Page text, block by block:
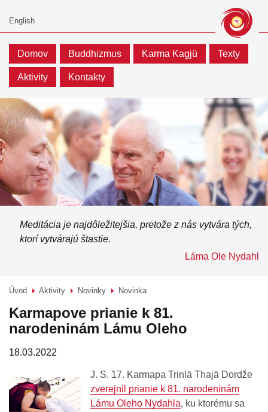
Domov Buddhizmus Karma Kagjü Texty
Aktivity Kontakty
Meditácia je najdôležitejšia, pretože z nás vytvára tých,
ktorí vytvárajú štastie.
Láma Ole Nydahl
Úvod Aktivity Novinky Novinka
Karmapove prianie k 81.
narodeninám Lámu Oleho
18.03.2022
J. S. 17. Karmapa Trinlä Thajä Dordže
zverejnil prianie k 81. narodeninám
Lámu Oleho Nydahla, ku ktorému sa